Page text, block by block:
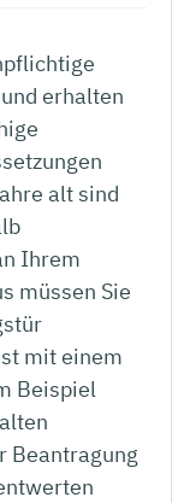
erhalten
alt sind
Ihrem
müssen Sie
mit einem
Beispiel
Beantragung